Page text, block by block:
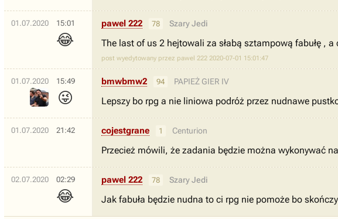
01.07.2020 15:01
😂
pawel 222 78 Szary Jedi
The last of us 2 hejtowali za słabą sztampową fabułę , a
post wyedytowany przez pawel 222 2020-07-01 15:01:47
01.07.2020 15:49
😜
bmwbmw2 94 PAPIEŻ GIER IV
Lepszy bo rpg a nie liniowa podróż przez nudnawe
01.07.2020 21:42 cojestgrane 1 Centurion
Przecież mówili, że zadania będzie można wykonywać
02.07.2020 02:29
😂
pawel 222 78 Szary Jedi
Jak fabuła będzie nudna to ci rpg nie pomoże bo